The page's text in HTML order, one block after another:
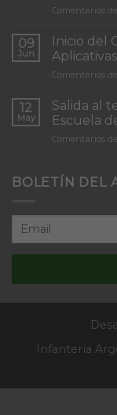
Comentarios
09
Jun
Inicio del
Comentarios
12
May
Salida al
Escuela
Comentarios
BOLETÍN DEL
Infantería